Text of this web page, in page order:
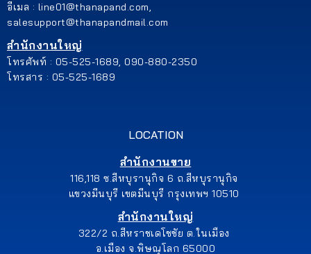
อีเมล : line01@thanapand.com,
salesupport@thanapandmail.com
สำนักงานใหญ่
โทรศัพท์ : 05-525-1689, 090-880-2350
โทรสาร : 05-525-1689
LOCATION
สำนักงานขาย
116,118 ซ.สีหบุรานุกิจ 6 ถ.สีหบุรานุกิจ
แขวงมีนบุรี เขตมีนบุรี กรุงเทพฯ 10510
สำนักงานใหญ่
322/2 ถ.สีหราชเดโชชัย ต.ในเมือง
อ.เมือง จ.พิษณุโลก 65000